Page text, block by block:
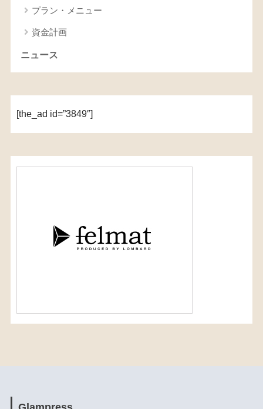
プラン・メニュー
資金計画
ニュース
[the_ad id=”3849″]